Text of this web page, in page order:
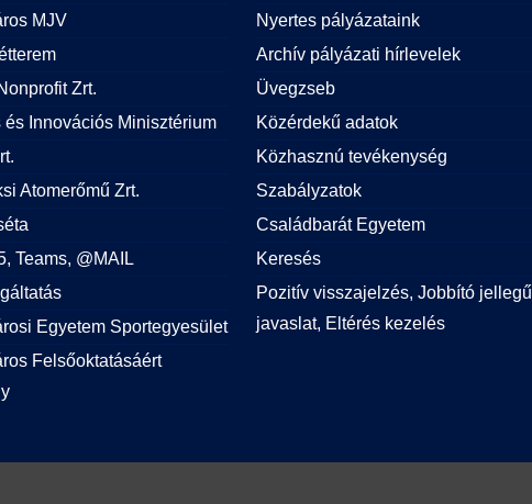
MJV
Zrt.
és Innovációs Minisztérium
Atomerőmű Zrt.
Teams, @MAIL
Egyetem Sportegyesület
Felsőoktatásáért
Nyertes pályázataink
Archív pályázati hírlevelek
Üvegzseb
Közérdekű adatok
Közhasznú tevékenység
Szabályzatok
Családbarát Egyetem
Keresés
Pozitív visszajelzés, Jobbító jellegű
javaslat, Eltérés kezelés